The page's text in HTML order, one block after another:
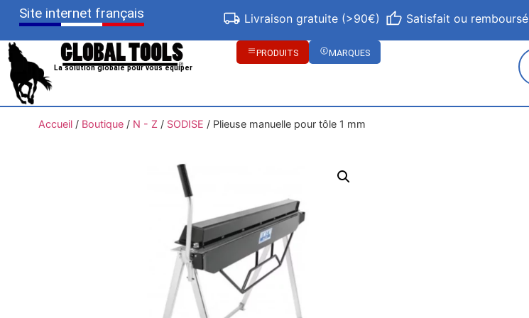
Site internet français Livraison gratuite (>90€) Satisfait ou remboursé
La solution globale pour vous équiper
PRODUITS MARQUES
Accueil/ Boutique/ N - Z / SODISE / Plieuse manuelle pour tôle 1 mm